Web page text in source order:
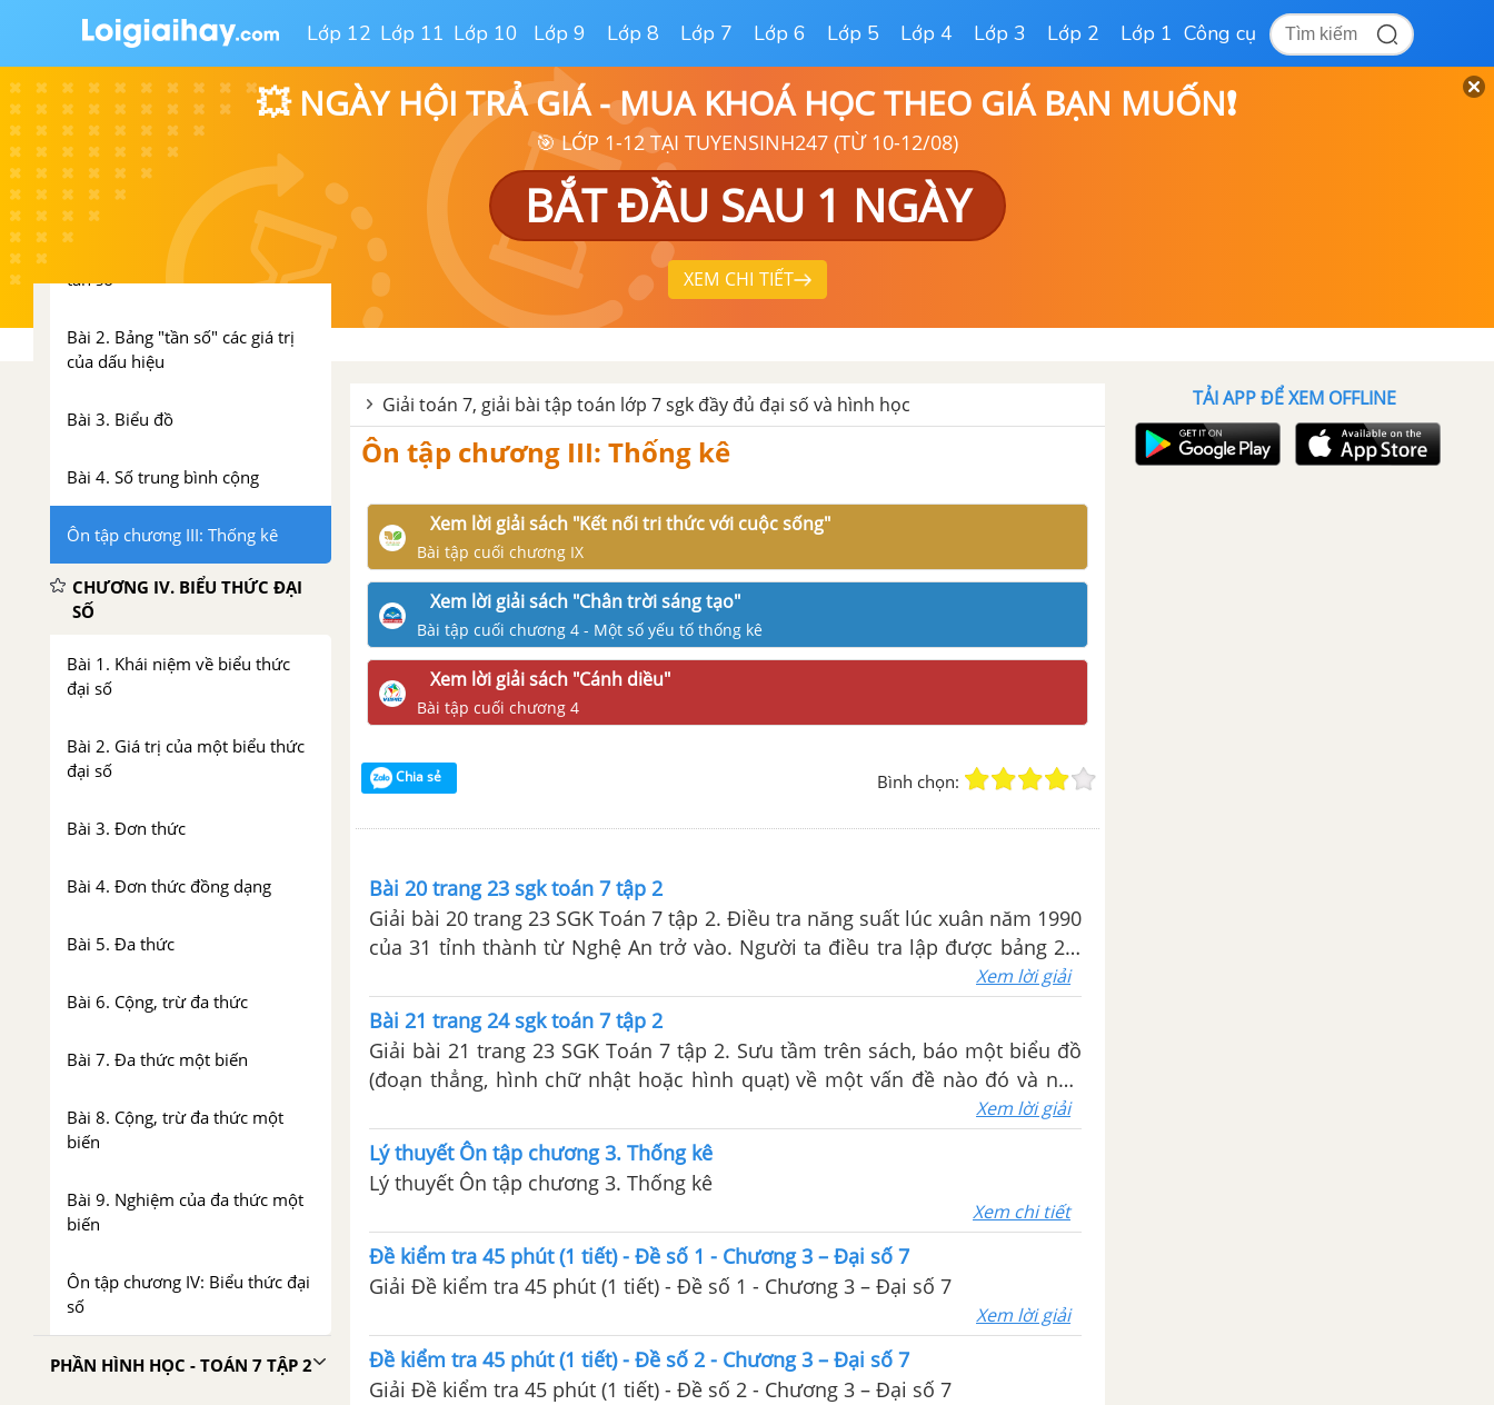
Lớp 12 Lớp 11 Lớp 10 Lớp 9 Lớp 8 Lớp 7 Lớp 6 Lớp 5 Lớp 4 Lớp 3 Lớp 2 Lớp 1 Công cụ
💥 NGÀY HỘI TRẢ GIÁ - MUA KHOÁ HỌC THEO GIÁ BẠN MUỐN❗
🎯 LỚP 1-12 TẠI TUYENSINH247 (TỪ 10-12/08)
BẮT ĐẦU SAU 1 NGÀY
XEM CHI TIẾT
nhau của tam giác vuông
Ôn tập chương II: Tam giác
PHẦN ĐẠI SỐ - TOÁN 7 TẬP 2
CHƯƠNG III. THỐNG KÊ
Bài 1. Thu thập số liệu thống kê,
tần số
Bài 2. Bảng "tần số" các giá trị
của dấu hiệu
Bài 3. Biểu đồ
Bài 4. Số trung bình cộng
Ôn tập chương III: Thống kê
CHƯƠNG IV. BIỂU THỨC ĐẠI
SỐ
Bài 1. Khái niệm về biểu thức
đại số
Bài 2. Giá trị của một biểu thức
đại số
Bài 3. Đơn thức
Bài 4. Đơn thức đồng dạng
Bài 5. Đa thức
Bài 6. Cộng, trừ đa thức
Bài 7. Đa thức một biến
Bài 8. Cộng, trừ đa thức một
biến
Bài 9. Nghiệm của đa thức một
biến
Ôn tập chương IV: Biểu thức đại
số
PHẦN HÌNH HỌC - TOÁN 7 TẬP 2
Giải toán 7, giải bài tập toán lớp 7 sgk đầy đủ đại số và hình học
Ôn tập chương III: Thống kê
Xem lời giải sách "Kết nối tri thức với cuộc sống"
Bài tập cuối chương IX
Xem lời giải sách "Chân trời sáng tạo"
Bài tập cuối chương 4 - Một số yếu tố thống kê
Xem lời giải sách "Cánh diều"
Bài tập cuối chương 4
Chia sẻ Bình chọn:
Bài 20 trang 23 sgk toán 7 tập 2
Giải bài 20 trang 23 SGK Toán 7 tập 2. Điều tra năng suất lúc xuân năm 1990
của 31 tỉnh thành từ Nghệ An trở vào. Người ta điều tra lập được bảng 28:
Xem lời giải
Bài 21 trang 24 sgk toán 7 tập 2
Giải bài 21 trang 23 SGK Toán 7 tập 2. Sưu tầm trên sách, báo một biểu đồ
(đoạn thẳng, hình chữ nhật hoặc hình quạt) về một vấn đề nào đó và nêu
Xem lời giải
Lý thuyết Ôn tập chương 3. Thống kê
Lý thuyết Ôn tập chương 3. Thống kê
Xem chi tiết
Đề kiểm tra 45 phút (1 tiết) - Đề số 1 - Chương 3 – Đại số 7
Giải Đề kiểm tra 45 phút (1 tiết) - Đề số 1 - Chương 3 – Đại số 7
Xem lời giải
Đề kiểm tra 45 phút (1 tiết) - Đề số 2 - Chương 3 – Đại số 7
Giải Đề kiểm tra 45 phút (1 tiết) - Đề số 2 - Chương 3 – Đại số 7
TẢI APP ĐỂ XEM OFFLINE